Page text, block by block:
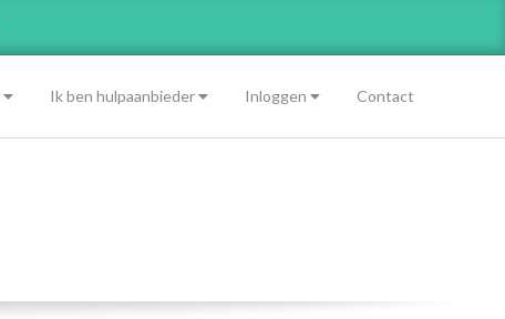
Ik ben hulpaanbieder Inloggen Contact